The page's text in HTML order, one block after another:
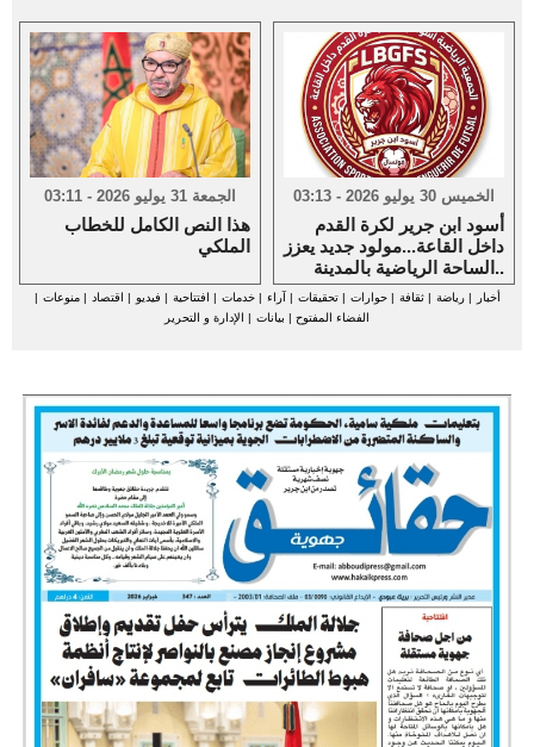
الجمعة 31 يوليو 2026 - 03:11
هذا النص الكامل للخطاب
الملكي
الخميس 30 يوليو 2026 - 03:13
أسود ابن جرير لكرة القدم
داخل القاعة...مولود جديد يعزز
الساحة الرياضية بالمدينة..
أخبار |رياضة |ثقافة |حوارات |تحقيقات | آراء |خدمات | افتتاحية | فيديو | اقتصاد |منوعات |
الفضاء المفتوح | بيانات | الإدارة و التحرير